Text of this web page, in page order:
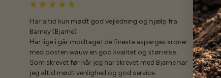
Har altid kun mødt god vejledning og hjælp fra
Barney (Bjarne)
Har lige i går modtaget de fineste asparges kroner
med posten wauw en god kvalitet og størrelse.
Som skrevet før når jeg har skrevet med Bjarne har
jeg altid mødt venlighed og god service.